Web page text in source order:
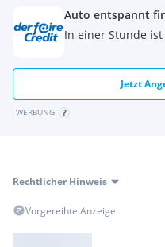
Auto entspannt
In einer Stunde
Jetzt
WERBUNG
Rechtlicher Hinweis
Vorgereihte Anzeige